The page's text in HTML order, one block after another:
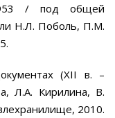
/ под общей
Н.Л. Поболь, П.М.
(XII в. –
Л.А. Кирилина, В.
2010.